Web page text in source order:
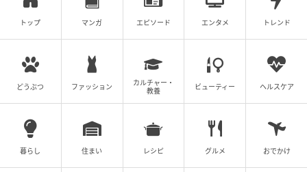
トップ マンガ エピソード エンタメ トレンド
どうぶつ ファッション
カルチャー・
教養
ビューティー ヘルスケア
暮らし 住まい レシピ グルメ おでかけ